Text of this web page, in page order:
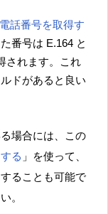
話番号を取得す
番号は E.164 と
されます。これ
ドがあると良い
場合には、この
る 」を使って、
ることも可能で
。